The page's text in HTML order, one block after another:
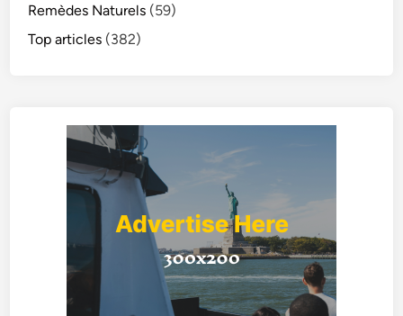
Remèdes Naturels (59)
Top articles (382)